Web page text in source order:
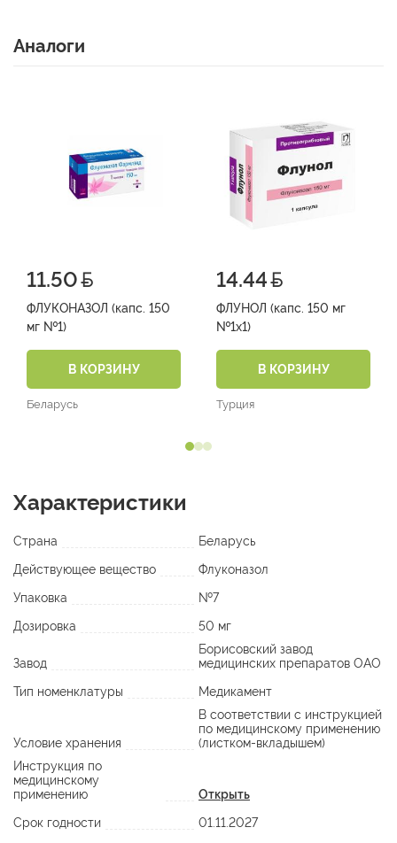
Аналоги
11.50
ФЛУКОНАЗОЛ (капс. 150
мг №1)
В КОРЗИНУ
Беларусь
14.44
ФЛУНОЛ (капс. 150 мг
№1х1)
В КОРЗИНУ
Турция
Характеристики
Страна
Беларусь
Действующее вещество
Флуконазол
Упаковка
№7
Дозировка
50 мг
Завод
Борисовский завод
медицинских препаратов ОАО
Тип номенклатуры
Медикамент
Условие хранения
В соответствии с инструкцией
по медицинскому применению
(листком-вкладышем)
Инструкция по
медицинскому
применению
Открыть
Срок годности
01.11.2027